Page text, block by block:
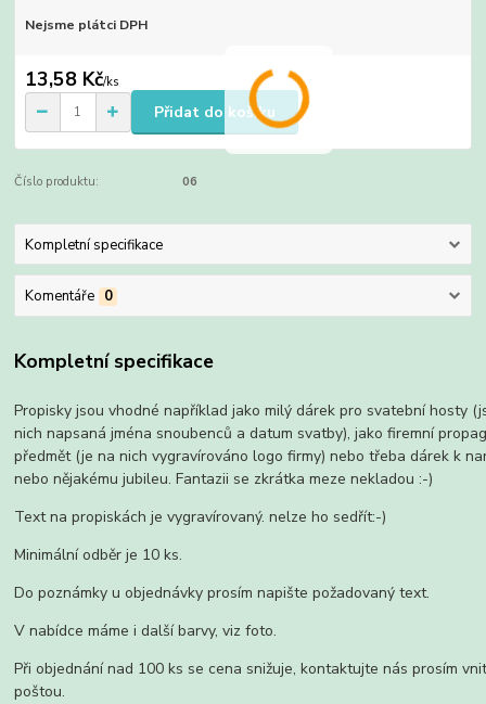
Nejsme plátci DPH
13,58 Kč/ks
Přidat do košíku
Číslo produktu: 06
Kompletní specifikace
Komentáře 0
Kompletní specifikace
Propisky jsou vhodné například jako milý dárek pro svatební hosty
nich napsaná jména snoubenců a datum svatby), jako firemní
předmět (je na nich vygravírováno logo firmy) nebo třeba dárek k
nebo nějakému jubileu. Fantazii se zkrátka meze nekladou :-)
Text na propiskách je vygravírovaný. nelze ho sedřít:-)
Minimální odběr je 10 ks.
Do poznámky u objednávky prosím napište požadovaný text.
V nabídce máme i další barvy, viz foto.
Při objednání nad 100 ks se cena snižuje, kontaktujte nás prosím
poštou.